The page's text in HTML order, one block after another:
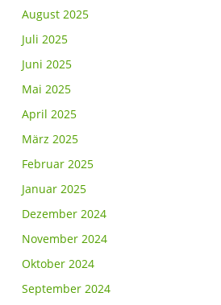
August 2025
Juli 2025
Juni 2025
Mai 2025
April 2025
März 2025
Februar 2025
Januar 2025
Dezember 2024
November 2024
Oktober 2024
September 2024